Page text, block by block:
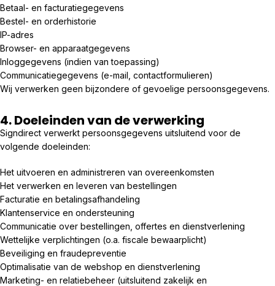
Betaal- en facturatiegegevens
Bestel- en orderhistorie
IP-adres
Browser- en apparaatgegevens
Inloggegevens (indien van toepassing)
Communicatiegegevens (e-mail, contactformulieren)
Wij verwerken geen bijzondere of gevoelige persoonsgegevens.
4. Doeleinden van de verwerking
Signdirect verwerkt persoonsgegevens uitsluitend voor de
volgende doeleinden:
Het uitvoeren en administreren van overeenkomsten
Het verwerken en leveren van bestellingen
Facturatie en betalingsafhandeling
Klantenservice en ondersteuning
Communicatie over bestellingen, offertes en dienstverlening
Wettelijke verplichtingen (o.a. fiscale bewaarplicht)
Beveiliging en fraudepreventie
Optimalisatie van de webshop en dienstverlening
Marketing- en relatiebeheer (uitsluitend zakelijk en